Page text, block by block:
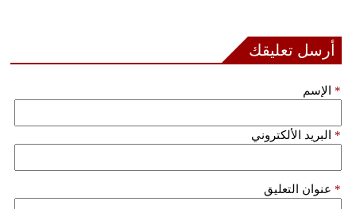
أرسل تعليقك
الإسم *
البريد الألكتروني *
عنوان التعليق *